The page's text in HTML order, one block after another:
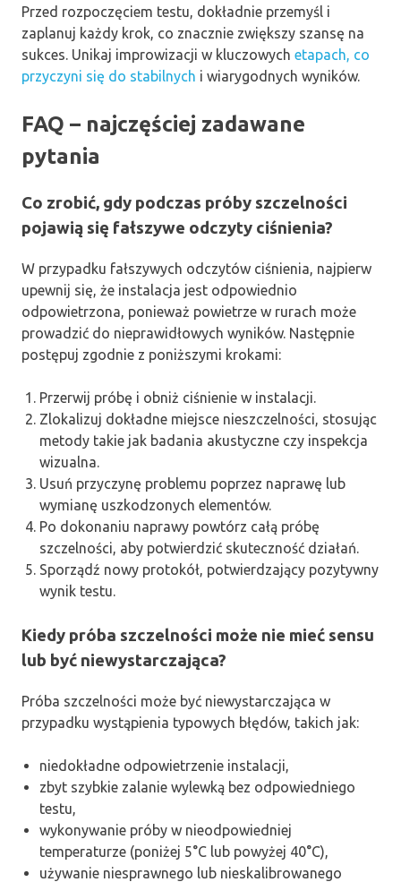
Przed rozpoczęciem testu, dokładnie przemyśl i
zaplanuj każdy krok, co znacznie zwiększy szansę na
sukces. Unikaj improwizacji w kluczowych etapach, co
przyczyni się do stabilnych i wiarygodnych wyników.
FAQ – najczęściej zadawane
pytania
Co zrobić, gdy podczas próby szczelności
pojawią się fałszywe odczyty ciśnienia?
W przypadku fałszywych odczytów ciśnienia, najpierw
upewnij się, że instalacja jest odpowiednio
odpowietrzona, ponieważ powietrze w rurach może
prowadzić do nieprawidłowych wyników. Następnie
postępuj zgodnie z poniższymi krokami:
Przerwij próbę i obniż ciśnienie w instalacji.
Zlokalizuj dokładne miejsce nieszczelności, stosując
metody takie jak badania akustyczne czy inspekcja
wizualna.
Usuń przyczynę problemu poprzez naprawę lub
wymianę uszkodzonych elementów.
Po dokonaniu naprawy powtórz całą próbę
szczelności, aby potwierdzić skuteczność działań.
Sporządź nowy protokół, potwierdzający pozytywny
wynik testu.
Kiedy próba szczelności może nie mieć sensu
lub być niewystarczająca?
Próba szczelności może być niewystarczająca w
przypadku wystąpienia typowych błędów, takich jak:
niedokładne odpowietrzenie instalacji,
zbyt szybkie zalanie wylewką bez odpowiedniego
testu,
wykonywanie próby w nieodpowiedniej
temperaturze (poniżej 5°C lub powyżej 40°C),
używanie niesprawnego lub nieskalibrowanego